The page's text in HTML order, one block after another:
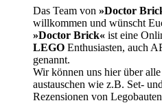
Das Team von »Doctor
willkommen und wünscht
»Doctor Brick« ist eine
LEGO Enthusiasten, auch
genannt.
Wir können uns hier über
austauschen wie z.B. Set-
Rezensionen von